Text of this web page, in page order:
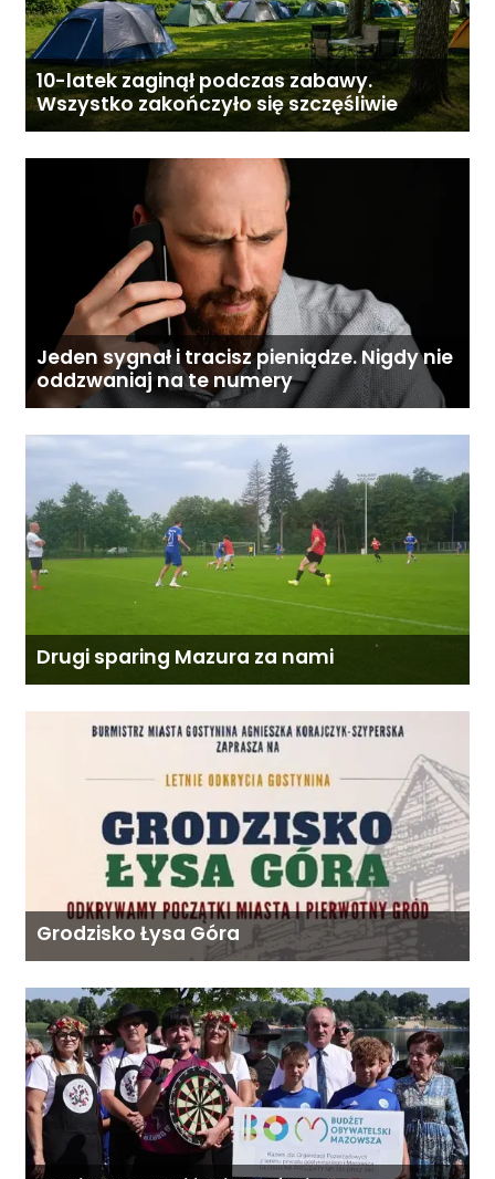
10-latek zaginął podczas zabawy.
Wszystko zakończyło się szczęśliwie
Jeden sygnał i tracisz pieniądze. Nigdy nie
oddzwaniaj na te numery
Drugi sparing Mazura za nami
Grodzisko Łysa Góra